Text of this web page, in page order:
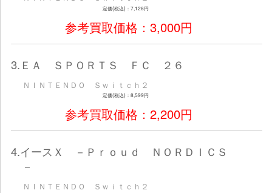
買取リスト：ゲームすべての機種
※ 表示の買取価格は参考価格です。お持ちいただ
ります。実際の買取価格はご利用店にてご確認
表示されていない商品の買取の取扱いや、買取
ご利用店にてご確認ください。
表示の買取価格は、更新日時点の価格です。買
たしますのでご了承ください。
※ コミックの買取価格は、メンテナンス中の為表
買取価格につきましては、ご利用店にてご確認